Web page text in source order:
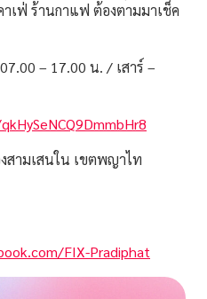
าเฟ่ ร้านกาแฟ ต้องตามมาเช็ค
– 17.00 น. / เสาร์ –
สามเสนใน เขตพญาไท
FIX-Pradiphat